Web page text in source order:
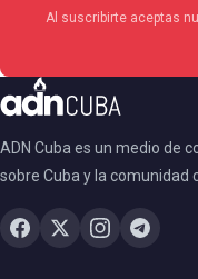
Al suscribirte aceptas
ADN Cuba es un medio de
sobre Cuba y la comunidad